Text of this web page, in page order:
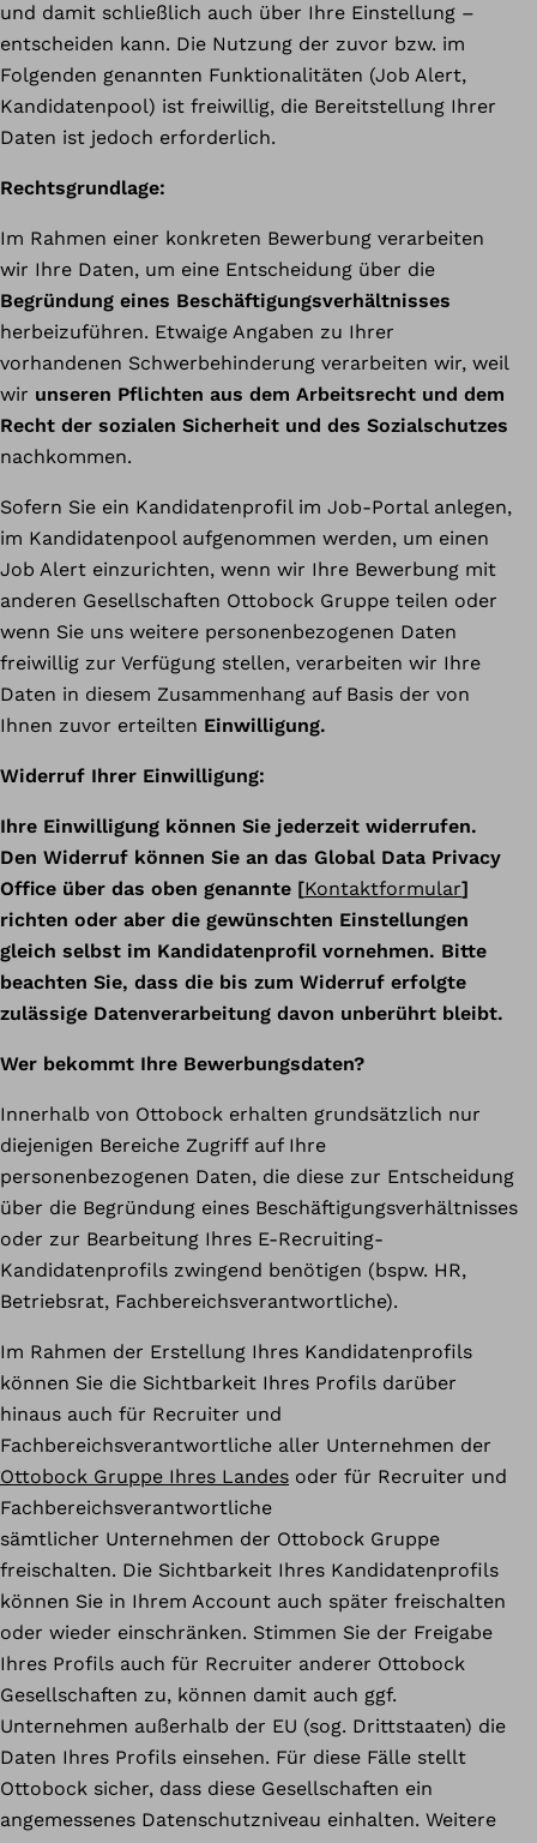
und damit schließlich auch über Ihre Einstellung –
entscheiden kann. Die Nutzung der zuvor bzw. im
Folgenden genannten Funktionalitäten (Job Alert,
Kandidatenpool) ist freiwillig, die Bereitstellung Ihrer
Daten ist jedoch erforderlich.
Rechtsgrundlage:
Im Rahmen einer konkreten Bewerbung verarbeiten
wir Ihre Daten, um eine Entscheidung über die
Begründung eines Beschäftigungsverhältnisses
herbeizuführen. Etwaige Angaben zu Ihrer
vorhandenen Schwerbehinderung verarbeiten wir, weil
wir unseren Pflichten aus dem Arbeitsrecht und dem
Recht der sozialen Sicherheit und des Sozialschutzes
nachkommen.
Sofern Sie ein Kandidatenprofil im Job-Portal anlegen,
im Kandidatenpool aufgenommen werden, um einen
Job Alert einzurichten, wenn wir Ihre Bewerbung mit
anderen Gesellschaften Ottobock Gruppe teilen oder
wenn Sie uns weitere personenbezogenen Daten
freiwillig zur Verfügung stellen, verarbeiten wir Ihre
Daten in diesem Zusammenhang auf Basis der von
Ihnen zuvor erteilten Einwilligung.
Widerruf Ihrer Einwilligung:
Ihre Einwilligung können Sie jederzeit widerrufen.
Den Widerruf können Sie an das Global Data Privacy
Office über das oben genannte [Kontaktformular]
richten oder aber die gewünschten Einstellungen
gleich selbst im Kandidatenprofil vornehmen. Bitte
beachten Sie, dass die bis zum Widerruf erfolgte
zulässige Datenverarbeitung davon unberührt bleibt.
Wer bekommt Ihre Bewerbungsdaten?
Innerhalb von Ottobock erhalten grundsätzlich nur
diejenigen Bereiche Zugriff auf Ihre
personenbezogenen Daten, die diese zur Entscheidung
über die Begründung eines Beschäftigungsverhältnisses
oder zur Bearbeitung Ihres E-Recruiting-
Kandidatenprofils zwingend benötigen (bspw. HR,
Betriebsrat, Fachbereichsverantwortliche).
Im Rahmen der Erstellung Ihres Kandidatenprofils
können Sie die Sichtbarkeit Ihres Profils darüber
hinaus auch für Recruiter und
Fachbereichsverantwortliche aller Unternehmen der
Ottobock Gruppe Ihres Landes oder für Recruiter und
Fachbereichsverantwortliche
sämtlicher Unternehmen der Ottobock Gruppe
freischalten. Die Sichtbarkeit Ihres Kandidatenprofils
können Sie in Ihrem Account auch später freischalten
oder wieder einschränken. Stimmen Sie der Freigabe
Ihres Profils auch für Recruiter anderer Ottobock
Gesellschaften zu, können damit auch ggf.
Unternehmen außerhalb der EU (sog. Drittstaaten) die
Daten Ihres Profils einsehen. Für diese Fälle stellt
Ottobock sicher, dass diese Gesellschaften ein
angemessenes Datenschutzniveau einhalten. Weitere